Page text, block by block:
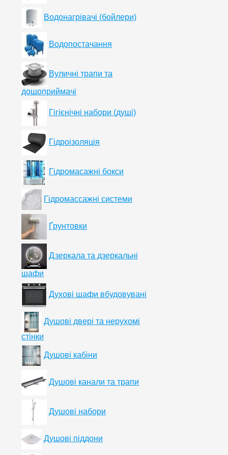
Водонагрівачі (бойлери)
Водопостачання
Вуличні трапи та
дощоприймачі
Гігієнічні набори (душі)
Гідроізоляція
Гідромасажні бокси
Гідромассажні системи
Ґрунтовки
Дзеркала та дзеркальні
шафи
Духові шафи вбудовувані
Душові двері та нерухомі
стінки
Душові кабіни
Душові канали та трапи
Душові набори
Душові піддони